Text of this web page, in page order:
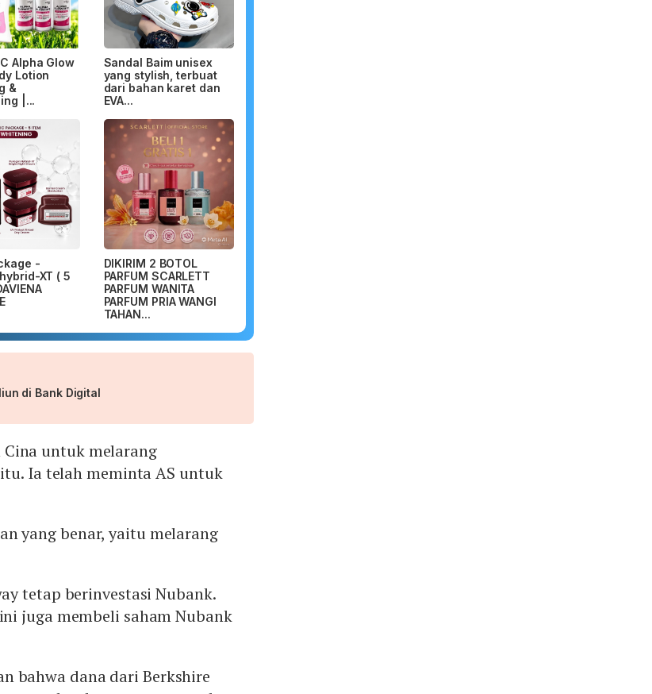
Alpha Glow
Lotion
&
|...
Sandal Baim unisex
yang stylish, terbuat
dari bahan karet dan
EVA...
-
XT ( 5
DIKIRIM 2 BOTOL
PARFUM SCARLETT
PARFUM WANITA
PARFUM PRIA WANGI
TAHAN...
di Bank Digital
untuk melarang
Ia telah meminta AS untuk
yang benar, yaitu melarang
tetap berinvestasi Nubank.
juga membeli saham Nubank
bahwa dana dari Berkshire